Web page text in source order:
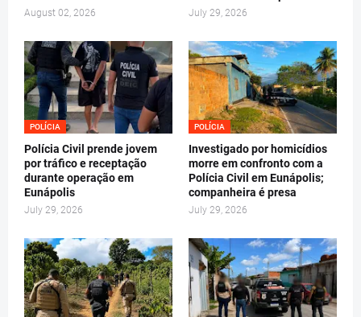
August 02, 2026 July 29, 2026
POLÍCIA
Polícia Civil prende jovem
por tráfico e receptação
durante operação em
Eunápolis
July 29, 2026
POLÍCIA
Investigado por homicídios
morre em confronto com a
Polícia Civil em Eunápolis;
companheira é presa
July 29, 2026